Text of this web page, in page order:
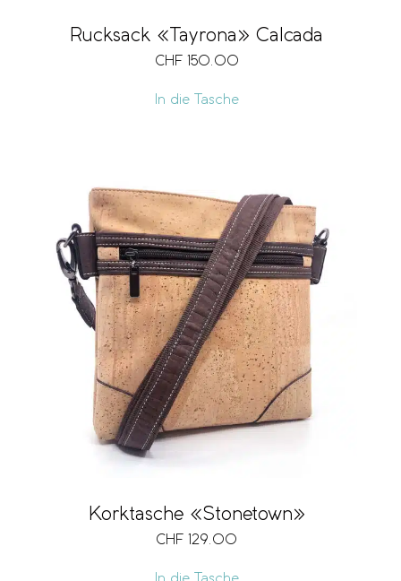
Rucksack «Tayrona» Calcada
CHF 150.00
In die Tasche
Korktasche «Stonetown»
CHF 129.00